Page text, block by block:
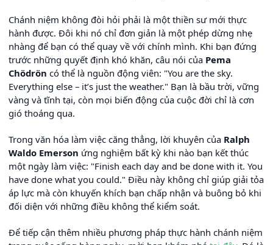
Chánh niệm không đòi hỏi phải là một thiền sư mới thực
hành được. Đôi khi nó chỉ đơn giản là một phép dừng nhẹ
nhàng để bạn có thể quay về với chính mình. Khi bạn đứng
trước những quyết định khó khăn, câu nói của Pema
Chödrön có thể là nguồn động viên: "You are the sky.
Everything else – it’s just the weather." Bạn là bầu trời, vững
vàng và tĩnh tại, còn mọi biến động của cuộc đời chỉ là cơn
gió thoáng qua.
Trong văn hóa làm việc căng thẳng, lời khuyên của Ralph
Waldo Emerson ứng nghiệm bất kỳ khi nào bạn kết thúc
một ngày làm việc: "Finish each day and be done with it. You
have done what you could." Điều này không chỉ giúp giải tỏa
áp lực mà còn khuyến khích bạn chấp nhận và buông bỏ khi
đối diện với những điều không thể kiểm soát.
Để tiếp cận thêm nhiều phương pháp thực hành chánh niệm